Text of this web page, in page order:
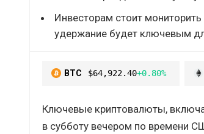
Инвесторам стоит
удержание будет ключевым
BTC $64,922.40+0.80%
Ключевые криптовалюты,
в субботу вечером по времени